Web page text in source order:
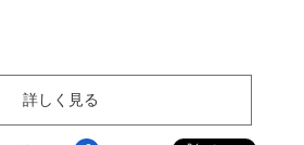
詳しく見る